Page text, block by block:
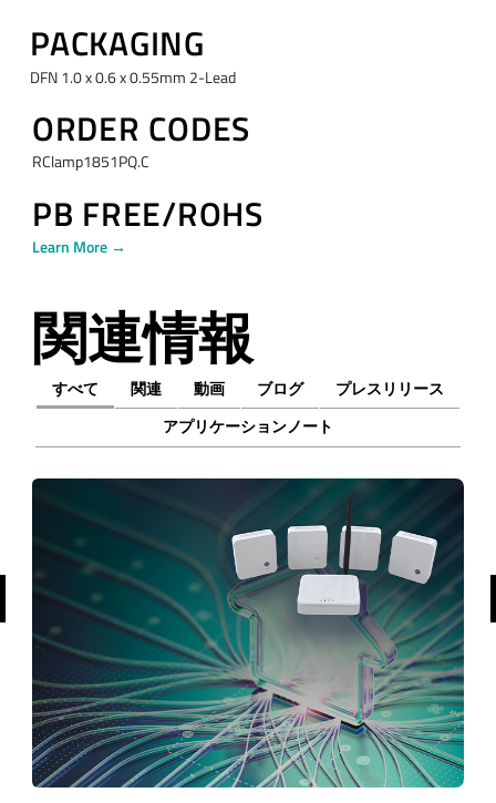
PACKAGING
DFN 1.0 x 0.6 x 0.55mm 2-Lead
ORDER CODES
RClamp1851PQ.C
PB FREE/ROHS
Learn More →
関連情報
すべて 関連 動画 ブログ
プレスリリース
アプリケーションノート